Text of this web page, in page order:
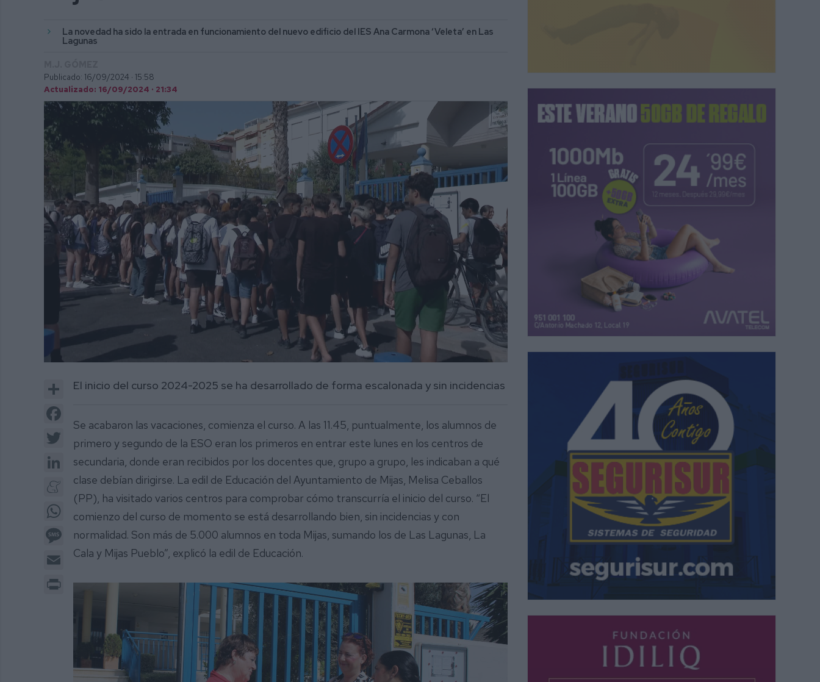
La novedad ha sido la entrada en funcionamiento del nuevo edificio del IES Ana Carmona ‘Veleta’ en Las
Lagunas
Publicado: 16/09/2024 · 15:58
Actualizado: 16/09/2024 · 21:34
3
minutes,
15
seconds
Share
Twitter
LinkedIn
Meneame
WhatsApp
Message
Email
El inicio del curso 2024-2025 se ha desarrollado de forma escalonada y sin incidencias
Se acabaron las vacaciones, comienza el curso. A las 11.45, puntualmente, los alumnos de
primero y segundo de la ESO eran los primeros en entrar este lunes en los centros de
secundaria, donde eran recibidos por los docentes que, grupo a grupo, les indicaban a qué
clase debían dirigirse. La edil de Educación del Ayuntamiento de Mijas, Melisa Ceballos
(PP), ha visitado varios centros para comprobar cómo transcurría el inicio del curso. “El
comienzo del curso de momento se está desarrollando bien, sin incidencias y con
normalidad. Son más de 5.000 alumnos en toda Mijas, sumando los de Las Lagunas, La
Cala y Mijas Pueblo”, explicó la edil de Educación.